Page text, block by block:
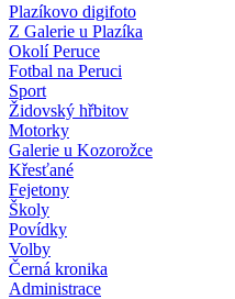
Plazíkovo digifoto
Z Galerie u Plazíka
Okolí Peruce
Fotbal na Peruci
Sport
Židovský hřbitov
Motorky
Galerie u Kozorožce
Křesťané
Fejetony
Školy
Povídky
Volby
Černá kronika
Administrace